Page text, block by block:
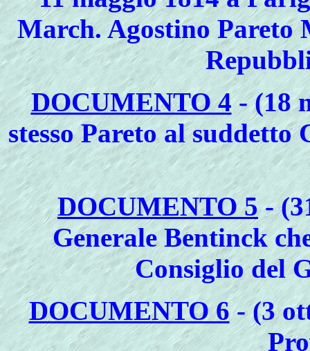
March. Agostino Pareto
DOCUMENTO 4- (18
stesso Pareto al suddetto
DOCUMENTO 5-
Generale Bentinck
Consiglio del
DOCUMENTO 6- (3